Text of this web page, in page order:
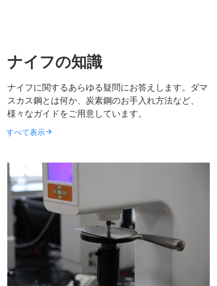
ナイフの知識
ナイフに関するあらゆる疑問にお答えします。ダマ
スカス鋼とは何か、炭素鋼のお手入れ方法など、
様々なガイドをご用意しています。
すべて表示